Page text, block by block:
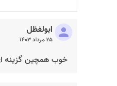
ابولفظل
۲۵ مرداد ۱۴۰۳
خوب همچین گزینه ای